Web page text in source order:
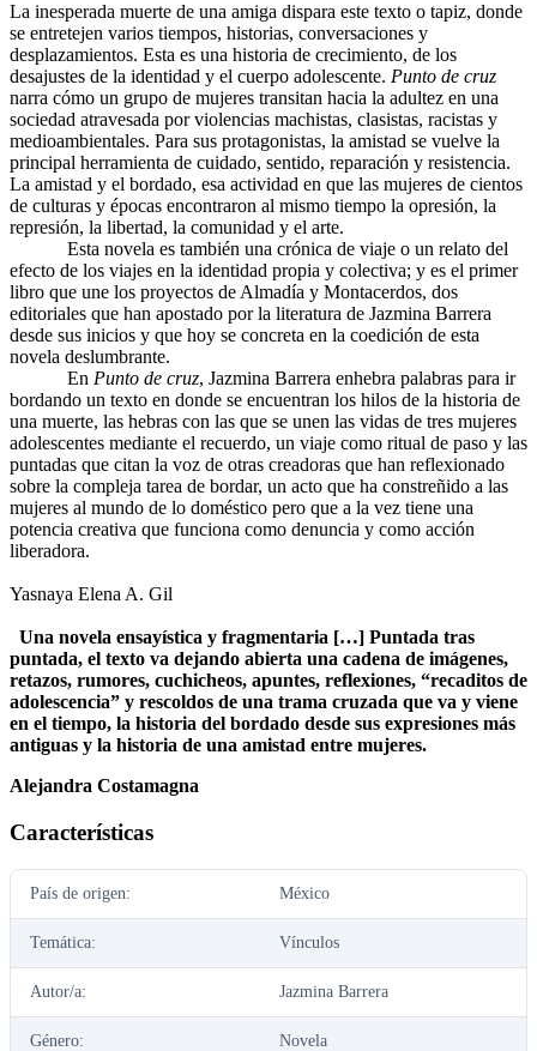
La inesperada muerte de una amiga dispara este texto o tapiz, donde
se entretejen varios tiempos, historias, conversaciones y
desplazamientos. Esta es una historia de crecimiento, de los
desajustes de la identidad y el cuerpo adolescente. Punto de cruz
narra cómo un grupo de mujeres transitan hacia la adultez en una
sociedad atravesada por violencias machistas, clasistas, racistas y
medioambientales. Para sus protagonistas, la amistad se vuelve la
principal herramienta de cuidado, sentido, reparación y resistencia.
La amistad y el bordado, esa actividad en que las mujeres de cientos
de culturas y épocas encontraron al mismo tiempo la opresión, la
represión, la libertad, la comunidad y el arte.
Esta novela es también una crónica de viaje o un relato del
efecto de los viajes en la identidad propia y colectiva; y es el primer
libro que une los proyectos de Almadía y Montacerdos, dos
editoriales que han apostado por la literatura de Jazmina Barrera
desde sus inicios y que hoy se concreta en la coedición de esta
novela deslumbrante.
En Punto de cruz, Jazmina Barrera enhebra palabras para ir
bordando un texto en donde se encuentran los hilos de la historia de
una muerte, las hebras con las que se unen las vidas de tres mujeres
adolescentes mediante el recuerdo, un viaje como ritual de paso y las
puntadas que citan la voz de otras creadoras que han reflexionado
sobre la compleja tarea de bordar, un acto que ha constreñido a las
mujeres al mundo de lo doméstico pero que a la vez tiene una
potencia creativa que funciona como denuncia y como acción
liberadora.
Yasnaya Elena A. Gil
Una novela ensayística y fragmentaria […] Puntada tras
puntada, el texto va dejando abierta una cadena de imágenes,
retazos, rumores, cuchicheos, apuntes, reflexiones, “recaditos de
adolescencia” y rescoldos de una trama cruzada que va y viene
en el tiempo, la historia del bordado desde sus expresiones más
antiguas y la historia de una amistad entre mujeres.
Alejandra Costamagna
Características
País de origen: México
Temática: Vínculos
Autor/a: Jazmina Barrera
Género: Novela